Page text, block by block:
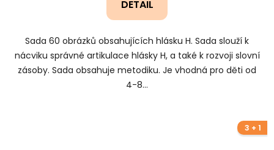
DETAIL
Sada 60 obrázků obsahujících hlásku H. Sada slouží k
nácviku správné artikulace hlásky H, a také k rozvoji slovní
zásoby. Sada obsahuje metodiku. Je vhodná pro děti od
4-8...
3 + 1